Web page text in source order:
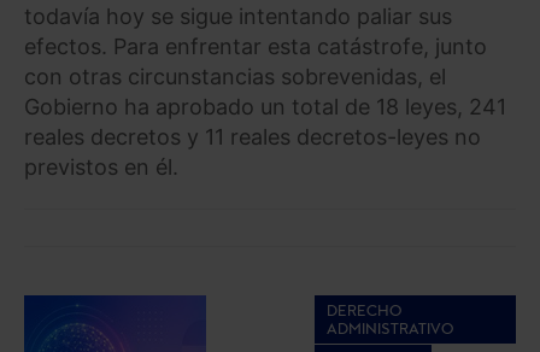
todavía hoy se sigue intentando paliar sus
efectos. Para enfrentar esta catástrofe, junto
con otras circunstancias sobrevenidas, el
Gobierno ha aprobado un total de 18 leyes, 241
reales decretos y 11 reales decretos-leyes no
previstos en él.​​
DERECHO
ADMINISTRATIVO